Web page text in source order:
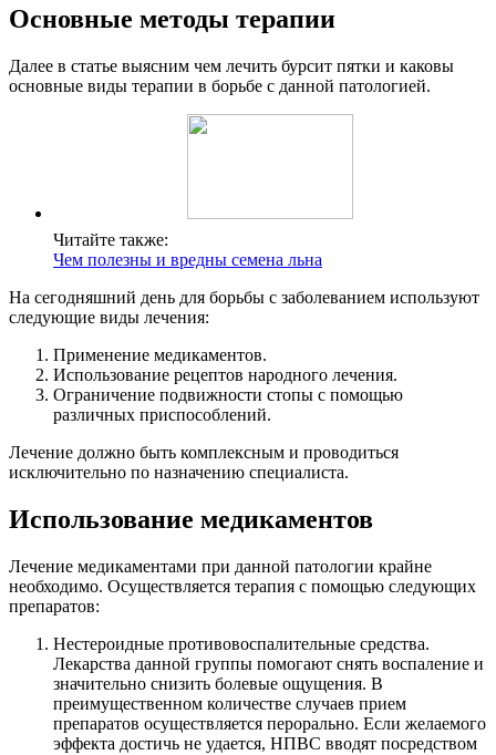
Основные методы терапии
Далее в статье выясним чем лечить бурсит пятки и каковы
основные виды терапии в борьбе с данной патологией.
Читайте также:
Чем полезны и вредны семена льна
На сегодняшний день для борьбы с заболеванием используют
следующие виды лечения:
Применение медикаментов.
Использование рецептов народного лечения.
Ограничение подвижности стопы с помощью
различных приспособлений.
Лечение должно быть комплексным и проводиться
исключительно по назначению специалиста.
Использование медикаментов
Лечение медикаментами при данной патологии крайне
необходимо. Осуществляется терапия с помощью следующих
препаратов:
Нестероидные противовоспалительные средства.
Лекарства данной группы помогают снять воспаление и
значительно снизить болевые ощущения. В
преимущественном количестве случаев прием
препаратов осуществляется перорально. Если желаемого
эффекта достичь не удается, НПВС вводят посредством